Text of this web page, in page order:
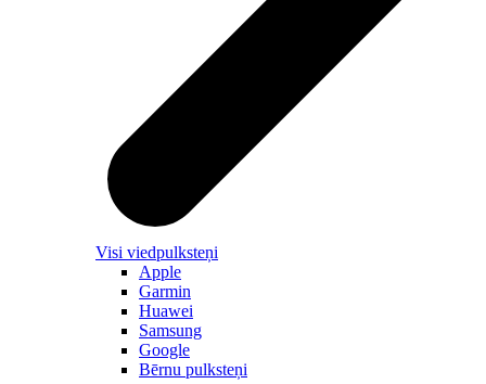
Visi viedpulksteņi
Apple
Garmin
Huawei
Samsung
Google
Bērnu pulksteņi